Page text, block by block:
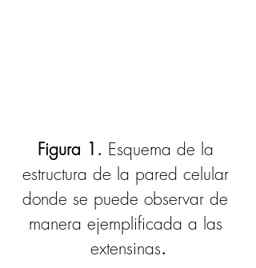
Figura 1. Esquema de la
estructura de la pared celular
donde se puede observar de
manera ejemplificada a las
extensinas.